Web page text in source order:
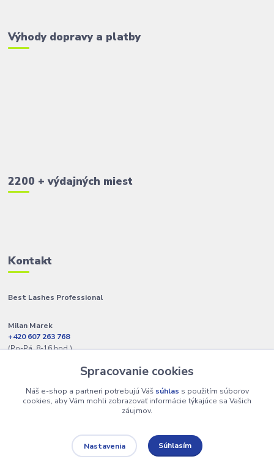
Výhody dopravy a platby
2200 + výdajných miest
Kontakt
Best Lashes Professional
Milan Marek
+420 607 263 768
(Po-Pá, 8-16 hod.)
info@best-lashes.sk
Copyright © 2009 - 2025 Best Lashes Professional • Na UX & Web
Spracovanie cookies
Náš e-shop a partneri potrebujú Váš súhlas s použitím súborov
cookies, aby Vám mohli zobrazovať informácie týkajúce sa Vašich
záujmov.
Nastavenia Súhlasím